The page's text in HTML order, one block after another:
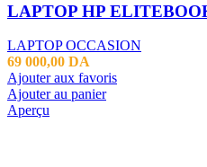
LAPTOP OCCASION
69 000,00 DA
Ajouter aux favoris
Ajouter au panier
Aperçu